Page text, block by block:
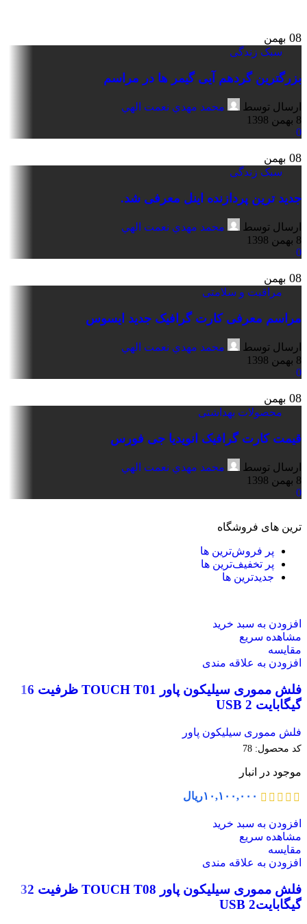
08 بهمن
سبک زندگی
بزرگترین گردهم آیی گیمر ها در مراسم
ارسال توسط
محمد مهدي نعمت الهي
8 بهمن 1398
0
08 بهمن
سبک زندگی
جدید ترین پردازنده اینل معرفی شد.
ارسال توسط
محمد مهدي نعمت الهي
8 بهمن 1398
0
08 بهمن
مراقبت و سلامتی
مراسم معرفی کارت گرافیک جدید ایسوس
ارسال توسط
محمد مهدي نعمت الهي
8 بهمن 1398
0
08 بهمن
محصولات بهداشتی
قیمت کارت گرافیک انویدیا جی فورس
ارسال توسط
محمد مهدي نعمت الهي
8 بهمن 1398
0
ترین های فروشگاه
پر فروش‌ترین ها
پر تخفیف‌ترین ها
جدیدترین ها
افزودن به سبد خرید
مشاهده سریع
مقایسه
افزودن به علاقه مندی
فلش مموری سیلیکون پاور TOUCH T01 ظرفیت 16
گیگابایت USB 2
فلش مموری سیلیکون پاور
کد محصول: 78
موجود در انبار
۱۰,۱۰۰,۰۰۰ریال
افزودن به سبد خرید
مشاهده سریع
مقایسه
افزودن به علاقه مندی
فلش مموری سیلیکون پاور TOUCH T08 ظرفیت 32
گیگابایتUSB 2